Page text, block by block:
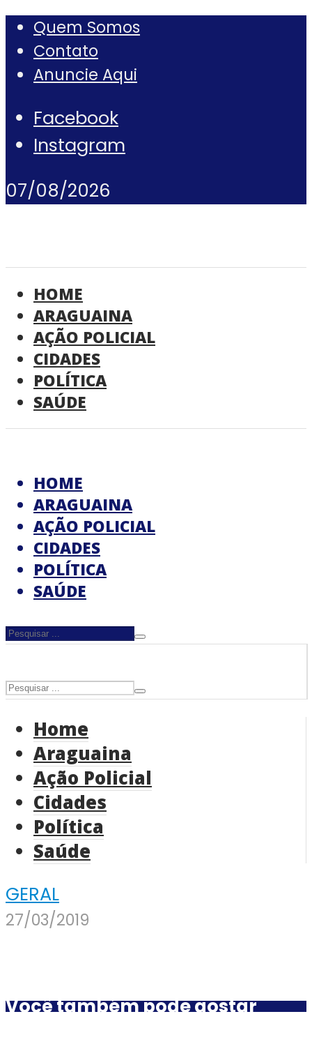
Quem Somos
Contato
Anuncie Aqui
Facebook
Instagram
07/08/2026
HOME
ARAGUAINA
AÇÃO POLICIAL
CIDADES
POLÍTICA
SAÚDE
HOME
ARAGUAINA
AÇÃO POLICIAL
CIDADES
POLÍTICA
SAÚDE
Home
Araguaina
Ação Policial
Cidades
Política
Saúde
GERAL
27/03/2019
Você também pode gostar